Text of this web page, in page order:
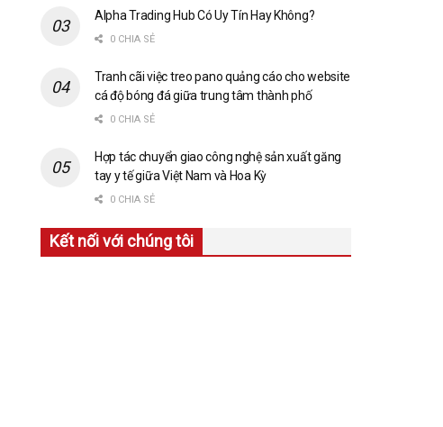
Alpha Trading Hub Có Uy Tín Hay Không?
0 CHIA SẺ
Tranh cãi việc treo pano quảng cáo cho website
cá độ bóng đá giữa trung tâm thành phố
0 CHIA SẺ
Hợp tác chuyển giao công nghệ sản xuất găng
tay y tế giữa Việt Nam và Hoa Kỳ
0 CHIA SẺ
Kết nối với chúng tôi